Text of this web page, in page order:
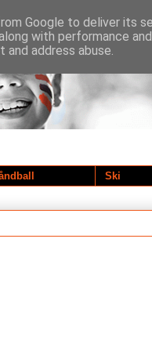
Ski
Google to deliver its
with performance
address abuse.